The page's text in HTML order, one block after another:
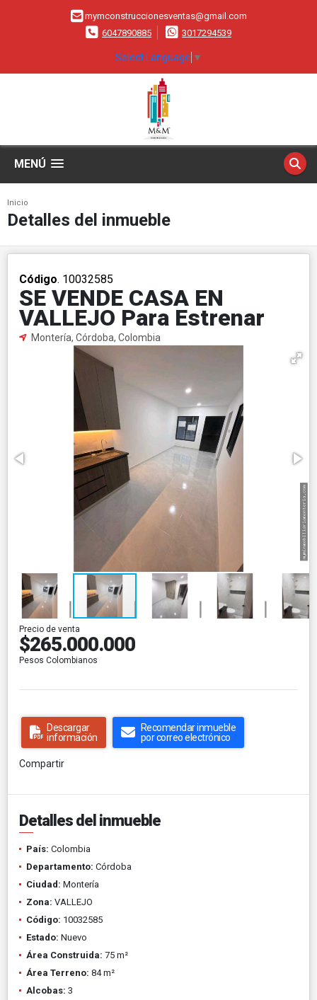
mymconstruccionesventas@gmail.com
6047890885
3017294539
Select Language ▼
MENÚ
Inicio
Detalles del inmueble
Código. 10032585
SE VENDE CASA EN
VALLEJO Para Estrenar
Montería, Córdoba, Colombia
Precio de venta
$265.000.000
Pesos Colombianos
Descargar
información
Recomendar inmueble
por correo electrónico
Compartir
Detalles del inmueble
País: Colombia
Departamento: Córdoba
Ciudad: Montería
Zona: VALLEJO
Código: 10032585
Estado: Nuevo
Área Construida: 75 m²
Área Terreno: 84 m²
Alcobas: 3